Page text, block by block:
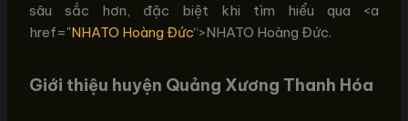
sâu sắc hơn, đặc biệt khi tìm hiểu qua <a
href="NHATO Hoàng Đức“>NHATO Hoàng Đức.
Giới thiệu huyện Quảng Xương Thanh Hóa